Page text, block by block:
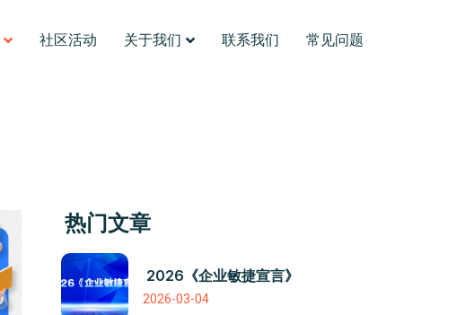
社区活动 关于我们 联系我们 常见问题
热门文章
2026《企业敏捷宣言》
2026-03-04